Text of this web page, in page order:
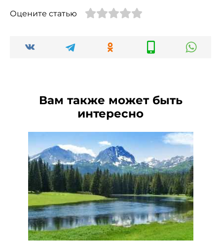
Оцените статью
Вам также может быть
интересно